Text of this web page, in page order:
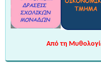
Από τη